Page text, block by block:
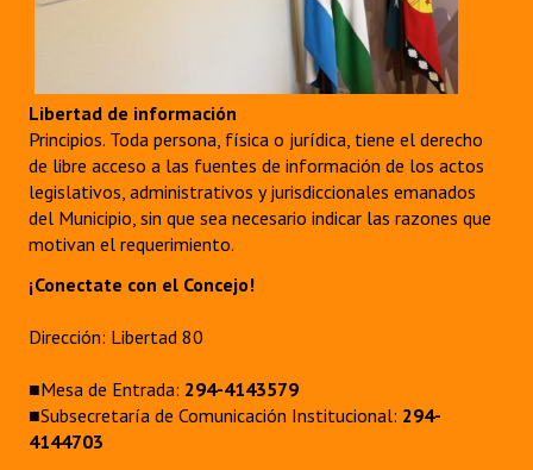
Libertad de información
Principios. Toda persona, física o jurídica, tiene el derecho
de libre acceso a las fuentes de información de los actos
legislativos, administrativos y jurisdiccionales emanados
del Municipio, sin que sea necesario indicar las razones que
motivan el requerimiento.
¡Conectate con el Concejo!
Dirección: Libertad 80
■Mesa de Entrada: 294-4143579
■Subsecretaría de Comunicación Institucional: 294-
4144703